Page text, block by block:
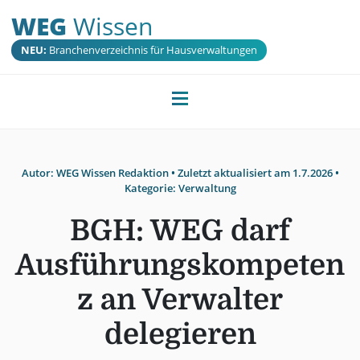
WEG Wissen
NEU: Branchenverzeichnis für Hausverwaltungen
Autor: WEG Wissen Redaktion• Zuletzt aktualisiert am 1.7.2026•
Kategorie: Verwaltung
BGH: WEG darf
Ausführungskompeten
z an Verwalter
delegieren